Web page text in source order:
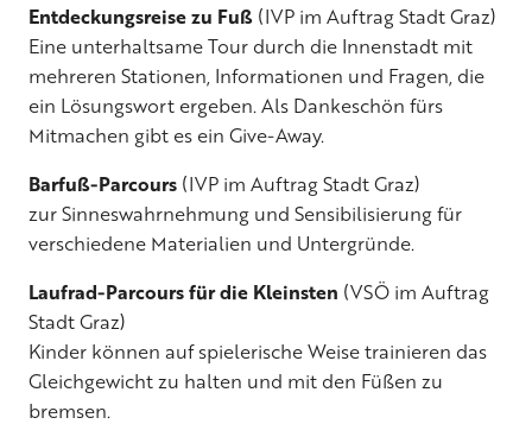
Entdeckungsreise zu Fuß (IVP im Auftrag Stadt Graz)
Eine unterhaltsame Tour durch die Innenstadt mit
mehreren Stationen, Informationen und Fragen, die
ein Lösungswort ergeben. Als Dankeschön fürs
Mitmachen gibt es ein Give-Away.
Barfuß-Parcours (IVP im Auftrag Stadt Graz)
zur Sinneswahrnehmung und Sensibilisierung für
verschiedene Materialien und Untergründe.
Laufrad-Parcours für die Kleinsten (VSÖ im Auftrag
Stadt Graz)
Kinder können auf spielerische Weise trainieren das
Gleichgewicht zu halten und mit den Füßen zu
bremsen.